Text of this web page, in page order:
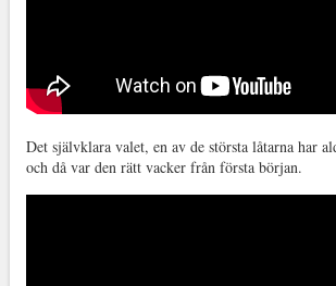
Det självklara valet, en av de största låtarna har
och då var den rätt vacker från första början.